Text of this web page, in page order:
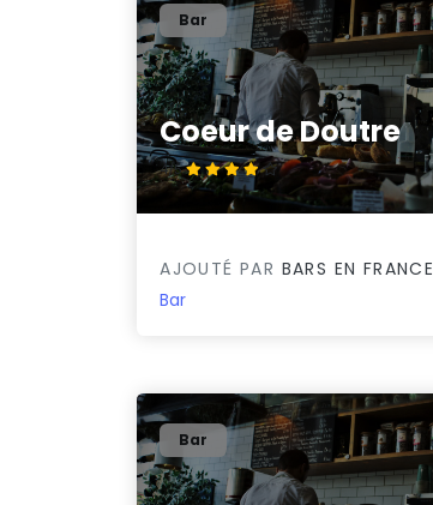
Coeur de Doutre
4/5
Bar
AJOUTÉ PAR BARS EN FRANCE
Bar
Bar